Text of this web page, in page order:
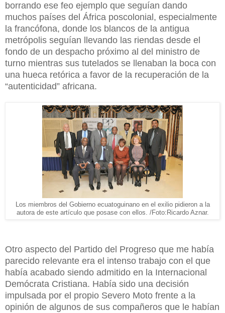
borrando ese feo ejemplo que seguían dando
muchos países del África poscolonial, especialmente
la francófona, donde los blancos de la antigua
metrópolis seguían llevando las riendas desde el
fondo de un despacho próximo al del ministro de
turno mientras sus tutelados se llenaban la boca con
una hueca retórica a favor de la recuperación de la
“autenticidad” africana.
Los miembros del Gobierno ecuatoguinano en el exilio pidieron a la
autora de este artículo que posase con ellos. /Foto:Ricardo Aznar.
Otro aspecto del Partido del Progreso que me había
parecido relevante era el intenso trabajo con el que
había acabado siendo admitido en la Internacional
Demócrata Cristiana. Había sido una decisión
impulsada por el propio Severo Moto frente a la
opinión de algunos de sus compañeros que le habían